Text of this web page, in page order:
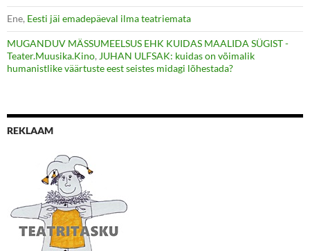
Ene, Eesti jäi emadepäeval ilma teatriemata
MUGANDUV MÄSSUMEELSUS EHK KUIDAS MAALIDA SÜGIST -
Teater.Muusika.Kino, JUHAN ULFSAK: kuidas on võimalik
humanistlike väärtuste eest seistes midagi lõhestada?
REKLAAM